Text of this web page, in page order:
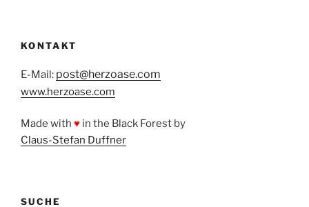
KONTAKT
E-Mail: post@herzoase.com
www.herzoase.com
Made with ♥ in the Black Forest by
Claus-Stefan Duffner
SUCHE